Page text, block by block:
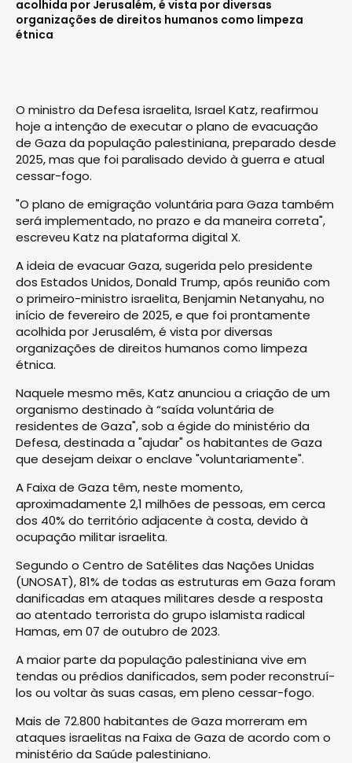
acolhida por Jerusalém, é vista por diversas
organizações de direitos humanos como limpeza
étnica
O ministro da Defesa israelita, Israel Katz, reafirmou
hoje a intenção de executar o plano de evacuação
de Gaza da população palestiniana, preparado desde
2025, mas que foi paralisado devido à guerra e atual
cessar-fogo.
"O plano de emigração voluntária para Gaza também
será implementado, no prazo e da maneira correta",
escreveu Katz na plataforma digital X.
A ideia de evacuar Gaza, sugerida pelo presidente
dos Estados Unidos, Donald Trump, após reunião com
o primeiro-ministro israelita, Benjamin Netanyahu, no
início de fevereiro de 2025, e que foi prontamente
acolhida por Jerusalém, é vista por diversas
organizações de direitos humanos como limpeza
étnica.
Naquele mesmo mês, Katz anunciou a criação de um
organismo destinado à “saída voluntária de
residentes de Gaza", sob a égide do ministério da
Defesa, destinada a "ajudar" os habitantes de Gaza
que desejam deixar o enclave "voluntariamente".
A Faixa de Gaza têm, neste momento,
aproximadamente 2,1 milhões de pessoas, em cerca
dos 40% do território adjacente à costa, devido à
ocupação militar israelita.
Segundo o Centro de Satélites das Nações Unidas
(UNOSAT), 81% de todas as estruturas em Gaza foram
danificadas em ataques militares desde a resposta
ao atentado terrorista do grupo islamista radical
Hamas, em 07 de outubro de 2023.
A maior parte da população palestiniana vive em
tendas ou prédios danificados, sem poder reconstruí-
los ou voltar às suas casas, em pleno cessar-fogo.
Mais de 72.800 habitantes de Gaza morreram em
ataques israelitas na Faixa de Gaza de acordo com o
ministério da Saúde palestiniano.